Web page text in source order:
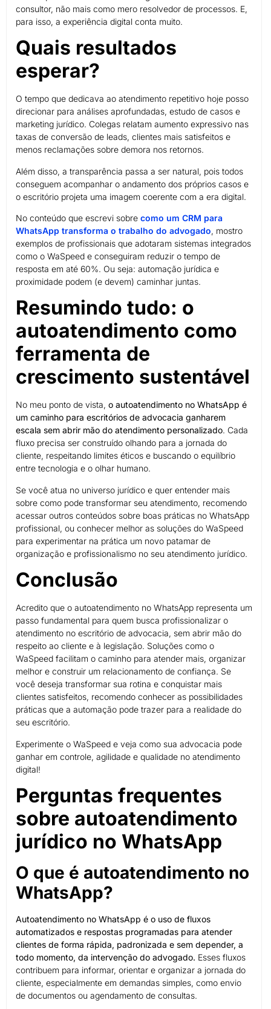
consultor, não mais como mero resolvedor de processos. E,
para isso, a experiência digital conta muito.
Quais resultados
esperar?
O tempo que dedicava ao atendimento repetitivo hoje posso
direcionar para análises aprofundadas, estudo de casos e
marketing jurídico. Colegas relatam aumento expressivo nas
taxas de conversão de leads, clientes mais satisfeitos e
menos reclamações sobre demora nos retornos.
Além disso, a transparência passa a ser natural, pois todos
conseguem acompanhar o andamento dos próprios casos e
o escritório projeta uma imagem coerente com a era digital.
No conteúdo que escrevi sobre como um CRM para
WhatsApp transforma o trabalho do advogado, mostro
exemplos de profissionais que adotaram sistemas integrados
como o WaSpeed e conseguiram reduzir o tempo de
resposta em até 60%. Ou seja: automação jurídica e
proximidade podem (e devem) caminhar juntas.
Resumindo tudo: o
autoatendimento como
ferramenta de
crescimento sustentável
No meu ponto de vista, o autoatendimento no WhatsApp é
um caminho para escritórios de advocacia ganharem
escala sem abrir mão do atendimento personalizado. Cada
fluxo precisa ser construído olhando para a jornada do
cliente, respeitando limites éticos e buscando o equilíbrio
entre tecnologia e o olhar humano.
Se você atua no universo jurídico e quer entender mais
sobre como pode transformar seu atendimento, recomendo
acessar outros conteúdos sobre boas práticas no WhatsApp
profissional, ou conhecer melhor as soluções do WaSpeed
para experimentar na prática um novo patamar de
organização e profissionalismo no seu atendimento jurídico.
Conclusão
Acredito que o autoatendimento no WhatsApp representa um
passo fundamental para quem busca profissionalizar o
atendimento no escritório de advocacia, sem abrir mão do
respeito ao cliente e à legislação. Soluções como o
WaSpeed facilitam o caminho para atender mais, organizar
melhor e construir um relacionamento de confiança. Se
você deseja transformar sua rotina e conquistar mais
clientes satisfeitos, recomendo conhecer as possibilidades
práticas que a automação pode trazer para a realidade do
seu escritório.
Experimente o WaSpeed e veja como sua advocacia pode
ganhar em controle, agilidade e qualidade no atendimento
digital!
Perguntas frequentes
sobre autoatendimento
jurídico no WhatsApp
O que é autoatendimento no
WhatsApp?
Autoatendimento no WhatsApp é o uso de fluxos
automatizados e respostas programadas para atender
clientes de forma rápida, padronizada e sem depender, a
todo momento, da intervenção do advogado. Esses fluxos
contribuem para informar, orientar e organizar a jornada do
cliente, especialmente em demandas simples, como envio
de documentos ou agendamento de consultas.